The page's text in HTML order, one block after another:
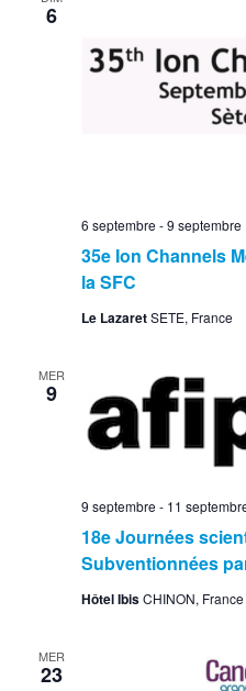
6
35e Ion Channels
la SFC
6 septembre -9 septembre
Le LazaretSETE, France
MER
9
18e Journées
Subventionnées
9 septembre - 11
Hôtel IbisCHINON, France
MER
23